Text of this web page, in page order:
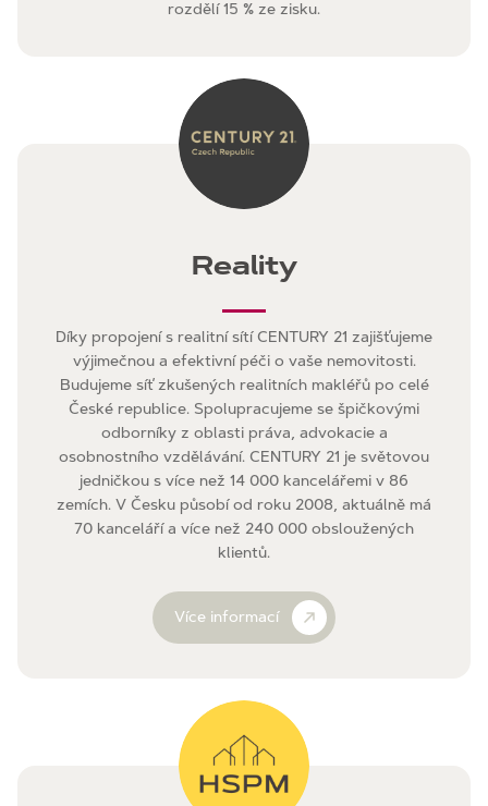
rozdělí 15 % ze zisku.
Reality
Díky propojení s realitní sítí CENTURY 21 zajišťujeme
výjimečnou a efektivní péči o vaše nemovitosti.
Budujeme síť zkušených realitních makléřů po celé
České republice. Spolupracujeme se špičkovými
odborníky z oblasti práva, advokacie a
osobnostního vzdělávání. CENTURY 21 je světovou
jedničkou s více než 14 000 kancelářemi v 86
zemích. V Česku působí od roku 2008, aktuálně má
70 kanceláří a více než 240 000 obsloužených
klientů.
Více informací